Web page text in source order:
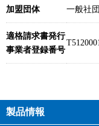
加盟団体 一般社
適格請求書発行
事業者登録番号
製品情報